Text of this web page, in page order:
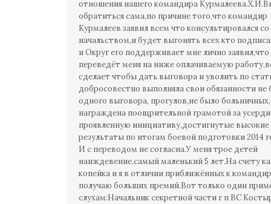
отношения нашего командира
обратиться сама,по причине того,что командир
Курмалеев заявил всем что консультировался
начальством,и будет выгонять всех кто
и Округ его поддерживает мне лично заявил,что
переведёт меня на ниже оплачиваемую
сделает чтобы дать выговора и уволить по
добросовестно выполняла свои обязанности не
одного выговора, прогулов,не было
награждена поощрительной грамотой за
проявленную инициативу,достигнутые высокие
результаты по итогам боевой подготовки 2014
И с переводом не согласна.У меня трое детей
наиждевение,самый маленький 5 лет.На счету
копейка и я в отличии приближённых к
получаю больших премий.Вот только один
слухам:Начальник секретной части г п ВС